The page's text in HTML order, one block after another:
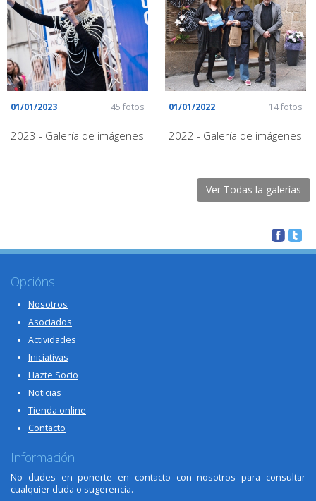
01/01/2023 45 fotos
2023 - Galería de imágenes
01/01/2022 14 fotos
2022 - Galería de imágenes
Ver Todas la galerías
Opcións
Nosotros
Asociados
Actividades
Iniciativas
Hazte Socio
Noticias
Tienda online
Contacto
Información
No dudes en ponerte en contacto con nosotros para consultar
cualquier duda o sugerencia.